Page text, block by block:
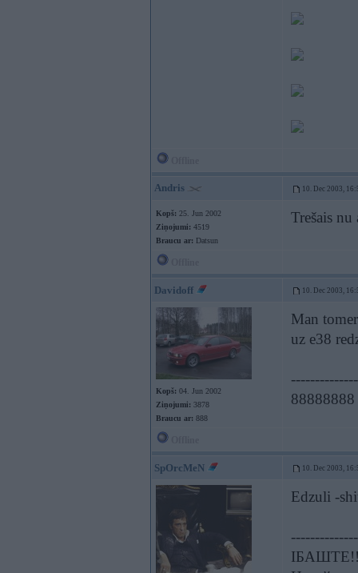
Andris 10. Dec 2003,
Kopš: 25. Jun 2002
Ziņojumi: 4519
Braucu ar: Datsun
Trešais
Davidoff 10. Dec 2003,
Kopš: 04. Jun 2002
Ziņojumi: 3878
Braucu ar: 888
Man
uz e38
88888888
SpOrcMeN 10. Dec 2003,
Edzuli -